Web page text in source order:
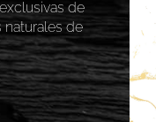
de
naturales de